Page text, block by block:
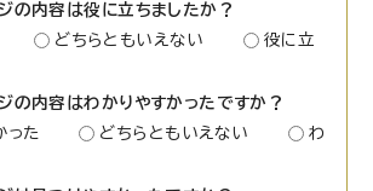
の内容は役に立ちましたか？
どちらともいえない
役に立
の内容はわかりやすかったですか？
った
どちらともいえない
わ